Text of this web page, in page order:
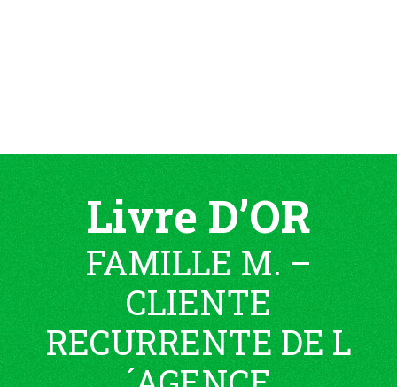
Livre D’OR
FAMILLE M. –
CLIENTE
RECURRENTE DE L